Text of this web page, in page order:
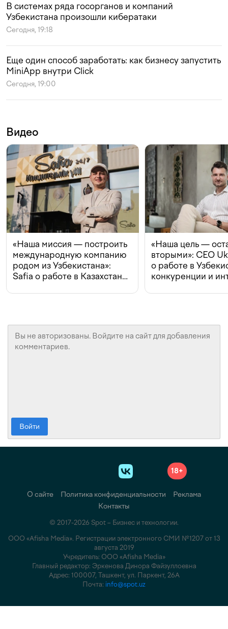
В системах ряда госорганов и компаний
Узбекистана произошли кибератаки
Сегодня, 19:18
Еще один способ заработать: как бизнесу запустить
MiniApp внутри Click
Сегодня, 19:00
Видео
«Наша миссия — построить
международную компанию
родом из Узбекистана»:
Safia о работе в Казахстане,
«Наша цель —
вторыми»: CEO
о работе в
конкуренции и
Войти
18+
О сайте Политика конфиденциальности
Реклама
Контакты
© 2017-2026 Spot – Бизнес и технологии.
ООО «Afisha Media». Регистрации электронного СМИ №1207 от 13
августа 2019
Учредитель: ООО «Afisha Media»
Главный редактор: Эркенова Динора Файзуллоевна
Адрес: 100007, Ташкент, ул. Паркент, 26А
Почта: info@spot.uz